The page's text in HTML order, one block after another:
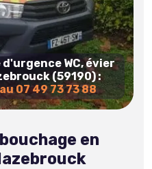
WC, évier
(59190) :
07 49 73 73 88
en